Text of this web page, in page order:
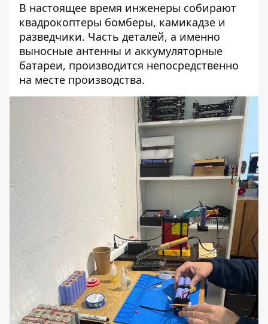
В настоящее время инженеры собирают
квадрокоптеры бомберы, камикадзе и
разведчики. Часть деталей, а именно
выносные антенны и аккумуляторные
батареи, производится непосредственно
на месте производства.